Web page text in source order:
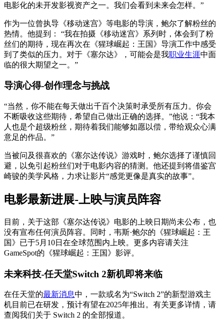
电影化的未开发影视资产之一。我们会看到未来会怎样。”
作为一位曾执导《移动迷宫》等电影的导演，鲍尔了解粉丝的
热情。他提到： “我在拍摄《移动迷宫》系列时，体会到了粉
丝们的期待，现在再次在《猩球崛起：王国》导演工作中感受
到了类似的压力。对于《塞尔达》，可能会是我职业生涯中面
临的很大期望之一。”
导演心得-创作理念与挑战
“当然，你不能在每天做出千百个决策时承受所有压力。你会
不断吸收这些期待，希望自己做出正确的选择。”他说：“我本
人也是个超级粉丝，期待着我们能够如愿以偿，带给观众心满
意足的作品。”
当被问及很喜欢的《塞尔达传说》游戏时，鲍尔选择了谨慎回
避，以免引起粉丝们对于电影内容的猜测。他还提到将借鉴宫
崎骏的美学风格，力求让影片“感觉更像是真实的故事”。
电影最新进展-上映与演员阵容
目前，关于这部《塞尔达传说》电影的上映日期尚未公布，也
没有宣布任何演员阵容。同时，韦斯·鲍尔的《猩球崛起：王
国》已于5月10日在全球范围内上映。更多内容请关注
GameSpot的《猩球崛起：王国》影评。
未来科技-任天堂Switch 2新机即将来临
在任天堂的最新消息中，一款或名为“Switch 2”的新型游戏主
机目前已在研发，预计有望在2025年推出。有关更多详情，请
查阅我们关于 Switch 2 的全部报道。